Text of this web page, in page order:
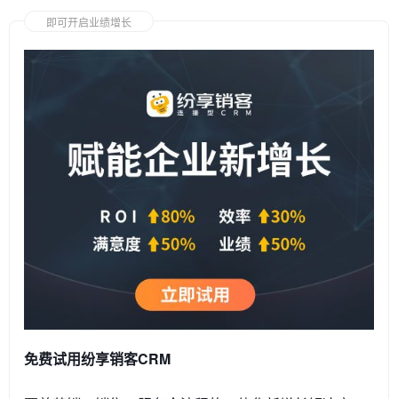
即可开启业绩增长
免费试用纷享销客CRM